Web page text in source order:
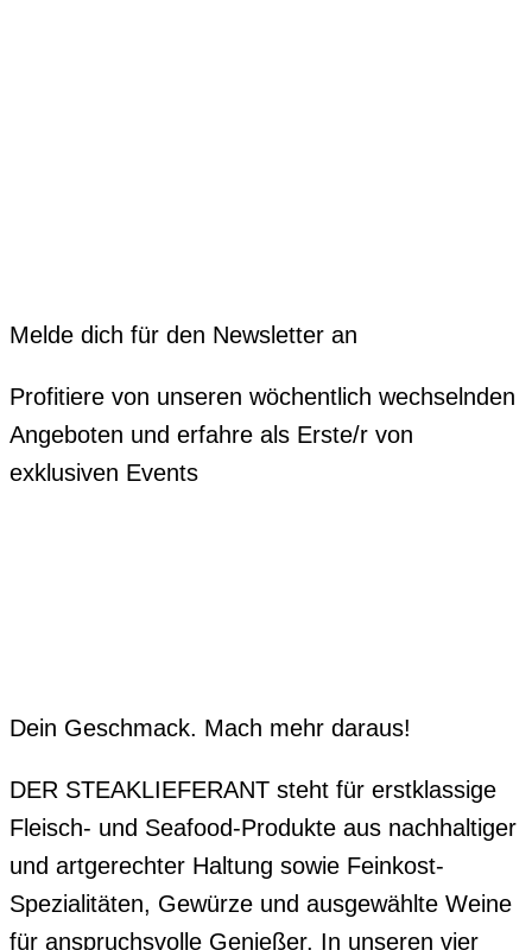
Melde dich für den Newsletter an
Profitiere von unseren wöchentlich wechselnden
Angeboten und erfahre als Erste/r von
exklusiven Events
Dein Geschmack. Mach mehr daraus!
DER STEAKLIEFERANT steht für erstklassige
Fleisch- und Seafood-Produkte aus nachhaltiger
und artgerechter Haltung sowie Feinkost-
Spezialitäten, Gewürze und ausgewählte Weine
für anspruchsvolle Genießer. In unseren vier